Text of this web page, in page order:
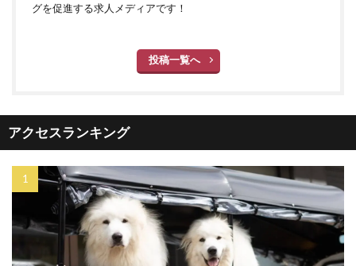
グを促進する求人メディアです！
投稿一覧へ
アクセスランキング